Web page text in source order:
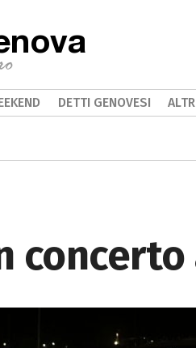
concerto
DETTI GENOVESI